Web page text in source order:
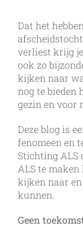
Dat het
verliest krijg
ook zo
kijken naar
nog te bieden
gezin en voor
Deze blog is
fenomeen en
Stichting ALS
ALS te
kijken naar
kunnen.
Geen